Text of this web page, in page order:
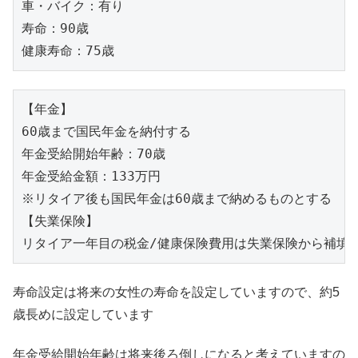
車・バイク：有り
寿命：90歳
健康寿命：75歳
【年金】
60歳まで国民年金を納付する
年金受給開始年齢：70歳
年金受給金額：133万円
※リタイア後も国民年金は60歳まで納めるものとする
【失業保険】
リタイア一年目の税金/健康保険費用は失業保険から補填
寿命設定は将来の女性の寿命を設定していますので、約5
歳長めに設定しています
年金受給開始年齢は将来後ろ倒しになると考えていますの